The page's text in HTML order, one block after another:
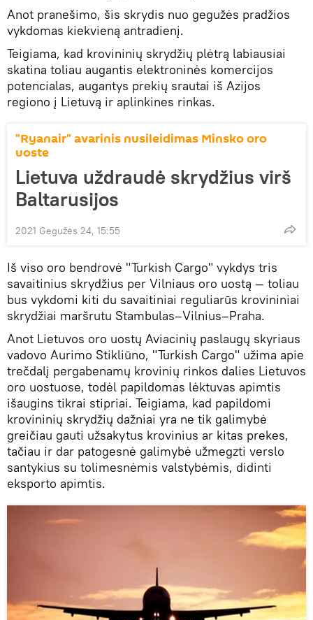
Anot pranešimo, šis skrydis nuo gegužės pradžios
vykdomas kiekvieną antradienį.
Teigiama, kad krovininių skrydžių plėtrą labiausiai
skatina toliau augantis elektroninės komercijos
potencialas, augantys prekių srautai iš Azijos
regiono į Lietuvą ir aplinkines rinkas.
"Ryanair" avarinis nusileidimas Minsko oro
uoste
Lietuva uždraudė skrydžius virš
Baltarusijos
2021 Gegužės 24, 15:55
Iš viso oro bendrovė "Turkish Cargo" vykdys tris
savaitinius skrydžius per Vilniaus oro uostą — toliau
bus vykdomi kiti du savaitiniai reguliarūs krovininiai
skrydžiai maršrutu Stambulas–Vilnius–Praha.
Anot Lietuvos oro uostų Aviacinių paslaugų skyriaus
vadovo Aurimo Stikliūno, "Turkish Cargo" užima apie
trečdalį pergabenamų krovinių rinkos dalies Lietuvos
oro uostuose, todėl papildomas lėktuvas apimtis
išaugins tikrai stipriai. Teigiama, kad papildomi
krovininių skrydžių dažniai yra ne tik galimybė
greičiau gauti užsakytus krovinius ar kitas prekes,
tačiau ir dar patogesnė galimybė užmegzti verslo
santykius su tolimesnėmis valstybėmis, didinti
eksporto apimtis.